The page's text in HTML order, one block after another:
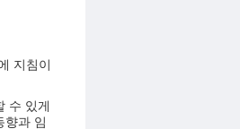
지침이
수 있게
향과 임